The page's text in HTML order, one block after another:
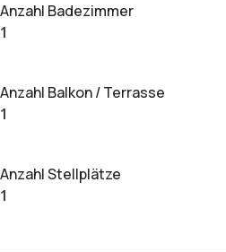
Anzahl Badezimmer
1
Anzahl Balkon / Terrasse
1
Anzahl Stellplätze
1